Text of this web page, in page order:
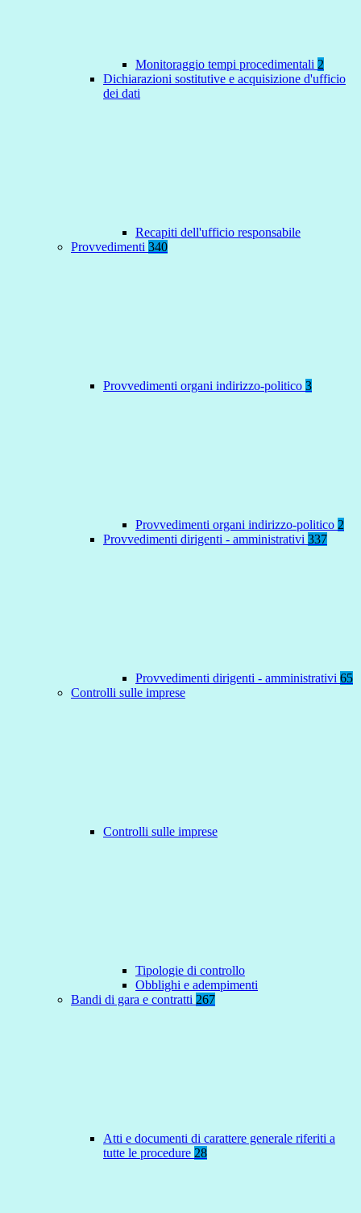
Monitoraggio tempi procedimentali 2
Dichiarazioni sostitutive e acquisizione d'ufficio
dei dati
Recapiti dell'ufficio responsabile
Provvedimenti 340
Provvedimenti organi indirizzo-politico 3
Provvedimenti organi indirizzo-politico 2
Provvedimenti dirigenti - amministrativi 337
Provvedimenti dirigenti - amministrativi 65
Controlli sulle imprese
Controlli sulle imprese
Tipologie di controllo
Obblighi e adempimenti
Bandi di gara e contratti 267
Atti e documenti di carattere generale riferiti a
tutte le procedure 28